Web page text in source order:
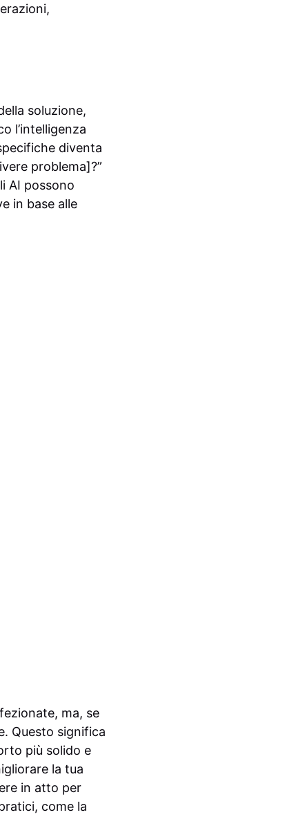
soluzione,
l’intelligenza
diventa
problema]?”
AI possono
in base alle
ma, se
Questo significa
più solido e
la tua
in atto per
come la